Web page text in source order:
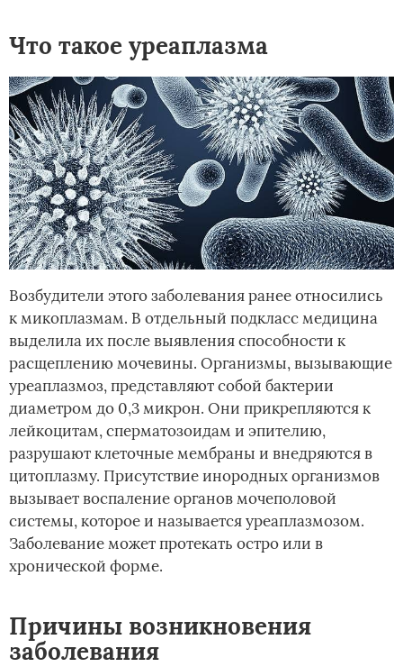
Что такое уреаплазма
Возбудители этого заболевания ранее относились
к микоплазмам. В отдельный подкласс медицина
выделила их после выявления способности к
расщеплению мочевины. Организмы, вызывающие
уреаплазмоз, представляют собой бактерии
диаметром до 0,3 микрон. Они прикрепляются к
лейкоцитам, сперматозоидам и эпителию,
разрушают клеточные мембраны и внедряются в
цитоплазму. Присутствие инородных организмов
вызывает воспаление органов мочеполовой
системы, которое и называется уреаплазмозом.
Заболевание может протекать остро или в
хронической форме.
Причины возникновения
заболевания